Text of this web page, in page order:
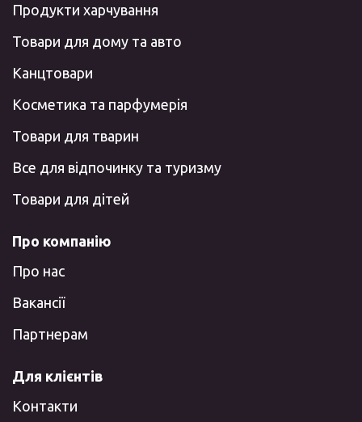
Продукти харчування
Товари для дому та авто
Канцтовари
Косметика та парфумерія
Товари для тварин
Все для відпочинку та туризму
Товари для дітей
Про компанію
Про нас
Вакансії
Партнерам
Для клієнтів
Контакти